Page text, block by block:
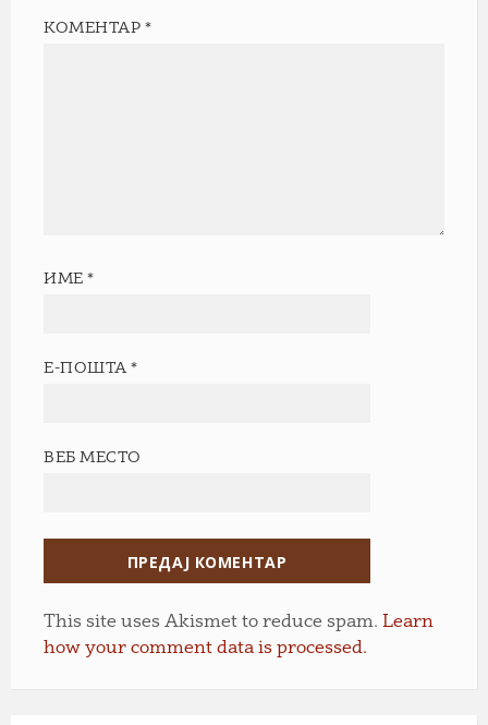
КОМЕНТАР*
ИМЕ*
Е-ПОШТА*
ВЕБ МЕСТО
This site uses Akismet to reduce spam. Learn
how your comment data is processed.